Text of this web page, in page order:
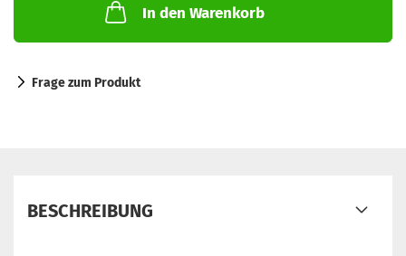
In den Warenkorb
Frage zum Produkt
BESCHREIBUNG